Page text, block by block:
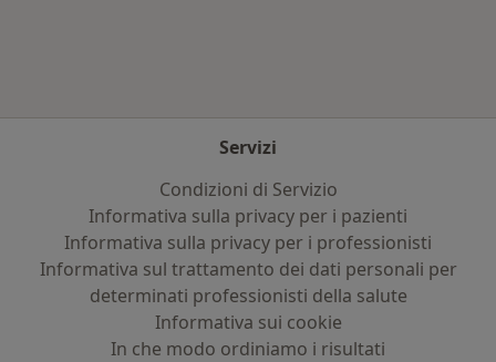
Servizi
Condizioni di Servizio
Informativa sulla privacy per i pazienti
Informativa sulla privacy per i professionisti
Informativa sul trattamento dei dati personali per
determinati professionisti della salute
Informativa sui cookie
In che modo ordiniamo i risultati